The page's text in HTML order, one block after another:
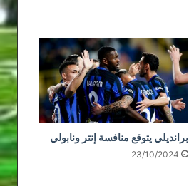
برانديلي يتوقع منافسة إنتر ونابولي
23/10/2024